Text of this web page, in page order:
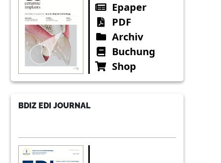
Epaper
PDF
Archiv
Buchung
Shop
BDIZ EDI JOURNAL